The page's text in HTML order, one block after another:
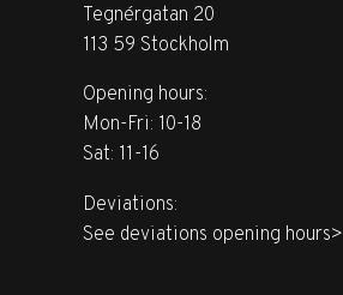
Tegnérgatan 20
113 59 Stockholm
Opening hours:
Mon-Fri: 10-18
Sat: 11-16
Deviations:
See deviations opening hours>